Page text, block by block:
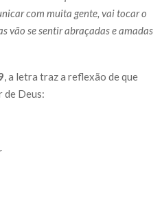
com muita gente, vai tocar o
vão se sentir abraçadas e amadas
, a letra traz a reflexão de que
de Deus: